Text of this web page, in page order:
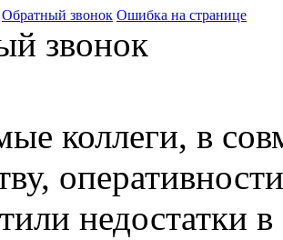
Обратный звонок Ошибка на странице
звонок
коллеги, в
недостатки